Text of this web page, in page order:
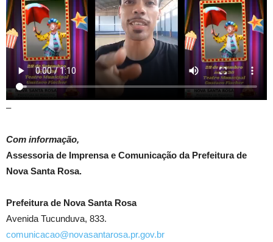
–
Com informação,
Assessoria de Imprensa e Comunicação da Prefeitura de
Nova Santa Rosa.
Prefeitura de Nova Santa Rosa
Avenida Tucunduva, 833.
comunicacao@novasantarosa.pr.gov.br